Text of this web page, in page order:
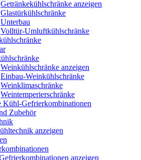
Getränkekühlschränke anzeigen
Glastürkühlschränke
Unterbau
Volltür-Umluftkühlschränke
Weinkühlschränke anzeigen
Einbau-Weinkühlschränke
Weinklimaschränke
Weintemperierschränke
Kühl-Gefrierkombinationen
Zubehör
anzeigen
anzeigen